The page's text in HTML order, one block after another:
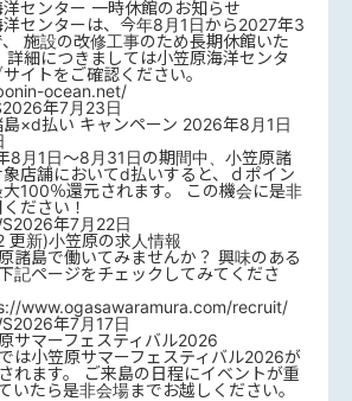
センター 一時休館のお知らせ
センターは、今年8月1日から2027年3
施設の改修工事のため長期休館いた
詳細につきましては小笠原海洋センタ
イトをご確認ください。
ocean.net/
2026年7月23日
島×d払い キャンペーン 2026年8月1日
8月1日～8月31日の期間中、小笠原諸
象店舗においてd払いすると、ｄポイン
大100％還元されます。 この機会に是非
ださい！
2026年7月22日
更新)小笠原の求人情報
諸島で働いてみませんか？ 興味のある
記ページをチェックしてみてくださ
www.ogasawaramura.com/recruit/
2026年7月17日
サマーフェスティバル2026
は小笠原サマーフェスティバル2026が
れます。 ご来島の日程にイベントが重
いたら是非会場までお越しください。